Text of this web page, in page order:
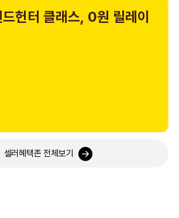
헌터 클래스, 0원 릴레이
셀러혜택존 전체보기